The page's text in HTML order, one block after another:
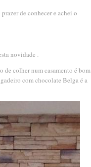
de conhecer e achei o
novidade .
colher num casamento é bom
com chocolate Belga é a